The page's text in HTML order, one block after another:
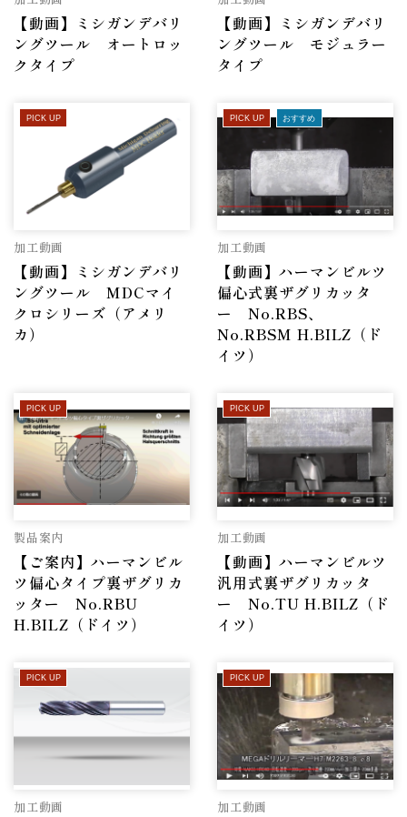
【動画】ミシガンデバリ
ングツール オートロッ
クタイプ
【動画】ミシガンデバリ
ングツール モジュラー
タイプ
PICK UP
加工動画
【動画】ミシガンデバリ
ングツール MDCマイ
クロシリーズ（アメリ
カ）
PICK UP おすすめ
加工動画
【動画】ハーマンビルツ
偏心式裏ザグリカッタ
ー No.RBS、
No.RBSM H.BILZ（ド
イツ）
PICK UP
製品案内
【ご案内】ハーマンビル
ツ偏心タイプ裏ザグリカ
ッター No.RBU
H.BILZ（ドイツ）
PICK UP
加工動画
【動画】ハーマンビルツ
汎用式裏ザグリカッタ
ー No.TU H.BILZ（ド
イツ）
PICK UP
加工動画
PICK UP
加工動画